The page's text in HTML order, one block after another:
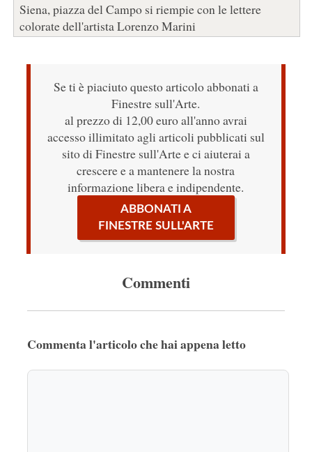
Siena, piazza del Campo si riempie con le lettere
colorate dell'artista Lorenzo Marini
Se ti è piaciuto questo articolo abbonati a
Finestre sull'Arte.
al prezzo di 12,00 euro all'anno avrai
accesso illimitato agli articoli pubblicati sul
sito di Finestre sull'Arte e ci aiuterai a
crescere e a mantenere la nostra
informazione libera e indipendente.
ABBONATI A
FINESTRE SULL'ARTE
Commenti
Commenta l'articolo che hai appena letto